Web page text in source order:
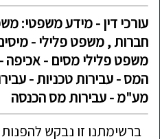
עורכי דין - מידע משפטי:
חברות , משפט פלילי -
משפט פלילי מסים - אכיפה
המס - עבירות טכניות -
מע"מ - עבירות מס הכנסה
ברשימתנו זו נבקש